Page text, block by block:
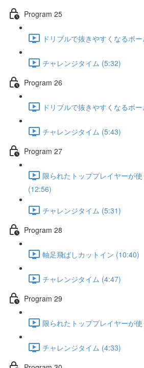
Program 25
ドリブルで抜きやすくなるボ
チャレンジタイム (5:32)
Program 26
ドリブルで抜きやすくなるボ
チャレンジタイム (5:43)
Program 27
限られたトッププレイヤーが
(12:56)
チャレンジタイム (5:31)
Program 28
軸足飛ばしカットイン (10:40)
チャレンジタイム (4:47)
Program 29
限られたトッププレイヤーが
チャレンジタイム (4:33)